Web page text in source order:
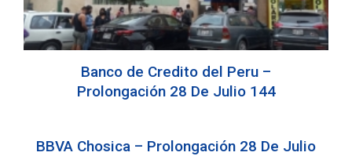
Banco de Credito del Peru –
Prolongación 28 De Julio 144
BBVA Chosica – Prolongación 28 De Julio